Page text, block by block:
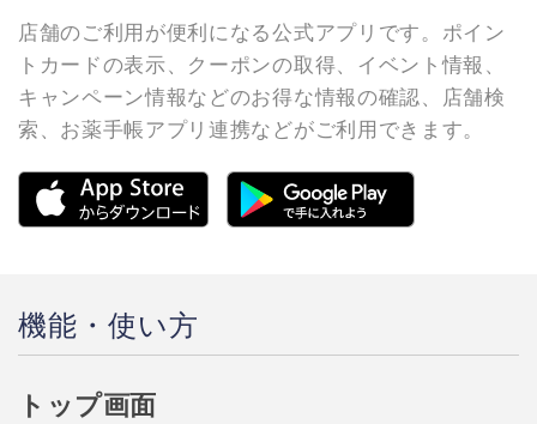
店舗のご利用が便利になる公式アプリです。ポイン
トカードの表示、クーポンの取得、イベント情報、
キャンペーン情報などのお得な情報の確認、店舗検
索、お薬手帳アプリ連携などがご利用できます。
機能・使い方
トップ画面